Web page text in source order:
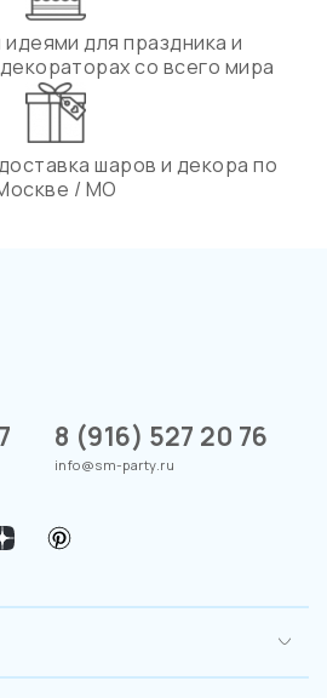
для праздника и
со всего мира
шаров и декора по
/ МО
8 (916) 527 20 76
info@sm-party.ru